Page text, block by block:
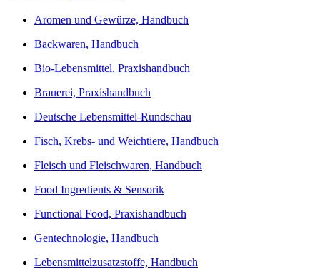
Aromen und Gewürze, Handbuch
Backwaren, Handbuch
Bio-Lebensmittel, Praxishandbuch
Brauerei, Praxishandbuch
Deutsche Lebensmittel-Rundschau
Fisch, Krebs- und Weichtiere, Handbuch
Fleisch und Fleischwaren, Handbuch
Food Ingredients & Sensorik
Functional Food, Praxishandbuch
Gentechnologie, Handbuch
Lebensmittelzusatzstoffe, Handbuch